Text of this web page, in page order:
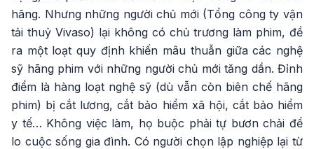
hãng. Nhưng những người chủ mới (Tổng công ty vận
tải thuỷ Vivaso) lại không có chủ trương làm phim, đề
ra một loạt quy định khiến mâu thuẫn giữa các nghệ
sỹ hãng phim với những người chủ mới tăng dần. Đỉnh
điểm là hàng loạt nghệ sỹ (dù vẫn còn biên chế hãng
phim) bị cắt lương, cắt bảo hiểm xã hội, cắt bảo hiểm
y tế… Không việc làm, họ buộc phải tự bươn chải để
lo cuộc sống gia đình. Có người chọn lập nghiệp lại từ